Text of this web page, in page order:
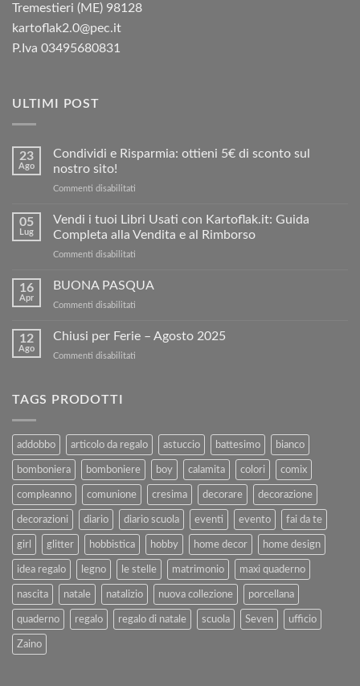
Tremestieri (ME) 98128
kartoflak2.0@pec.it
P.Iva 03495680831
ULTIMI POST
23
Ago
Condividi e Risparmia: ottieni 5€ di sconto sul
nostro sito!
Commenti disabilitati
Risparmia:
sconto
05
Lug
Vendi i tuoi Libri Usati con Kartoflak.it: Guida
Completa alla Vendita e al Rimborso
Commenti disabilitati
i
tuoi
con
Rimborso
16
Apr
BUONA PASQUA
Commenti disabilitati
PASQUA
12
Ago
Chiusi per Ferie – Agosto 2025
Commenti disabilitati
2025
TAGS PRODOTTI
addobbo articolo da regalo astuccio battesimo bianco
bomboniera bomboniere boy calamita colori comix
compleanno comunione cresima decorare decorazione
decorazioni diario diario scuola eventi evento fai da te
girl glitter hobbistica hobby home decor home design
idea regalo legno le stelle matrimonio maxi quaderno
nascita natale natalizio nuova collezione porcellana
quaderno regalo regalo di natale scuola Seven ufficio
Zaino